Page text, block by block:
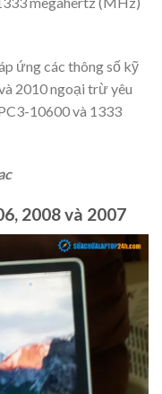
ứng các thông số kỹ
2010 ngoại trừ yêu
10600 và 1333
2008 và 2007